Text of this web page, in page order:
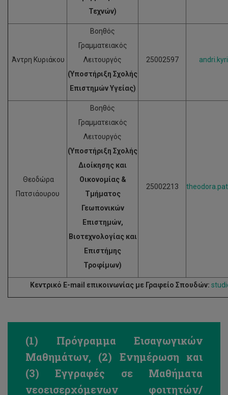
Τεχνών)
Άντρη Κυριάκου
Βοηθός
Γραμματειακός
Λειτουργός
(Υποστήριξη Σχολής
Επιστημών Υγείας)
25002597
Θεοδώρα
Πατσιάουρου
Βοηθός
Γραμματειακός
Λειτουργός
(Υποστήριξη Σχολής
Διοίκησης και
Οικονομίας &
Τμήματος
Γεωπονικών
Επιστημών,
Βιοτεχνολογίας και
Επιστήμης
Τροφίμων)
25002213
Κεντρικό E-mail επικοινωνίας με Γραφείο Σπουδών:
(1) Πρόγραμμα Εισαγωγικών
Μαθημάτων, (2) Ενημέρωση και
(3) Εγγραφές σε Μαθήματα
νεοεισερχόμενων φοιτητών/